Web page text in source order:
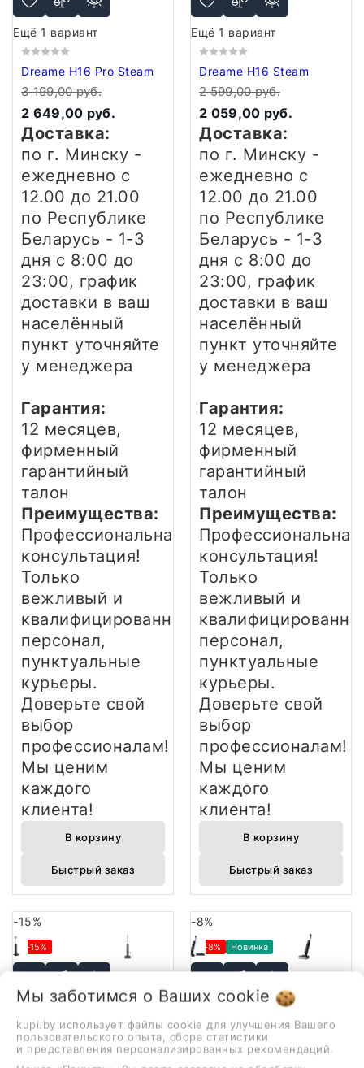
Ещё 1 вариант
Dreame H16 Pro Steam
3 199,00 руб.
2 649,00 руб.
Доставка:
по г. Минску -
ежедневно с
12.00 до 21.00
по Республике
Беларусь - 1-3
дня с 8:00 до
23:00, график
доставки в ваш
населённый
пункт уточняйте
у менеджера
Гарантия:
12 месяцев,
фирменный
гарантийный
талон
Преимущества:
Профессиональная
консультация!
Только
вежливый и
квалифицированный
персонал,
пунктуальные
курьеры.
Доверьте свой
выбор
профессионалам!
Мы ценим
каждого
клиента!
В корзину
Быстрый заказ
Ещё 1 вариант
Dreame H16 Steam
2 599,00 руб.
2 059,00 руб.
Доставка:
по г. Минску -
ежедневно с
12.00 до 21.00
по Республике
Беларусь - 1-3
дня с 8:00 до
23:00, график
доставки в ваш
населённый
пункт уточняйте
у менеджера
Гарантия:
12 месяцев,
фирменный
гарантийный
талон
Преимущества:
Профессиональная
консультация!
Только
вежливый и
персонал,
пунктуальные
курьеры.
Доверьте свой
выбор
профессионалам!
Мы ценим
каждого
клиента!
В корзину
Быстрый заказ
-15%
-15%
Dreame H15 Pro Heat
1 999,00 руб.
-8%
-8% Новинка
Dreame H12 GT
1 399,00 руб.
Мы заботимся о Ваших cookie
kupi.by использует файлы cookie для улучшения Вашего
пользовательского опыта, сбора статистики
и представления персонализированных рекомендаций.